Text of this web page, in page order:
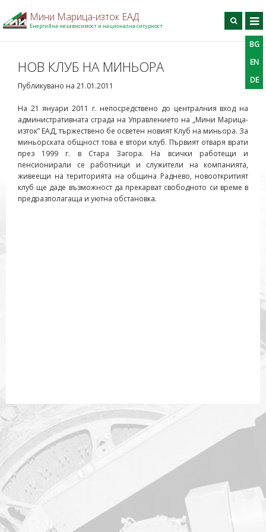
Мини Марица-изток ЕАД
Енергийна независимост и национална сигурност
Търси
BG
EN
DE
НОВ КЛУБ НА МИНЬОРА
Публикувано на 21.01.2011
На 21 януари 2011 г. непосредствено до централния вход на
административната сграда на Управлението на „Мини Марица-
изток” ЕАД, тържествено бе осветен новият Клуб на миньора. За
миньорската общност това е втори клуб. Първият отваря врати
през 1999 г. в Стара Загора. На всички работещи и
пенсионирали се работници и служители на компанията,
живеещи на територията на община Раднево, новооткритият
клуб ще даде възможност да прекарват свободното си време в
предразполагаща и уютна обстановка.
DE
Начало
За дружеството
Производство
Профил на купувача
Професионално обучение
Информационен център
Проекти